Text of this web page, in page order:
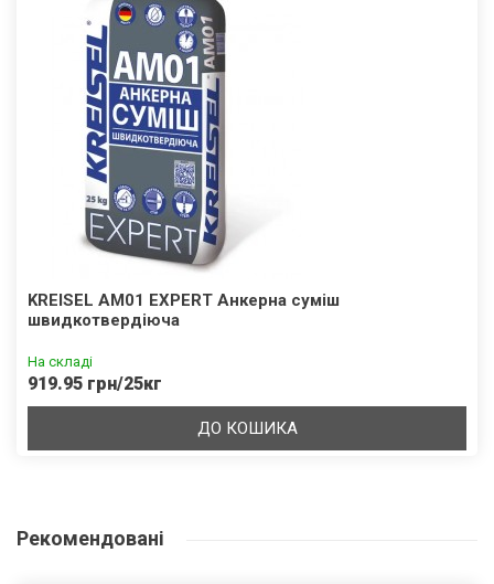
KREISEL AM01 EXPERT Анкерна суміш
швидкотвердіюча
На складі
919.95 грн/25кг
ДО КОШИКА
Рекомендовані